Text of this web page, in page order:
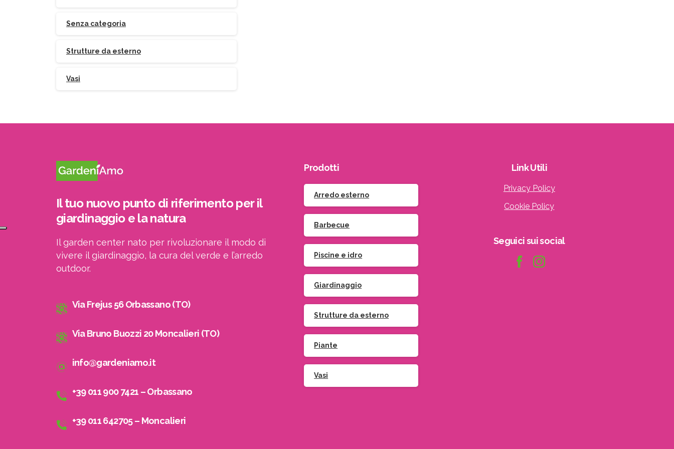
Senza categoria
Strutture da esterno
Vasi
Il tuo nuovo punto di riferimento per il
giardinaggio e la natura
Il garden center nato per rivoluzionare il modo di
vivere il giardinaggio, la cura del verde e l’arredo
outdoor.
Via Frejus 56 Orbassano (TO)
Via Bruno Buozzi 20 Moncalieri (TO)
info@gardeniamo.it
+39 011 900 7421 – Orbassano
+39 011 642705 – Moncalieri
Prodotti
Arredo esterno
Barbecue
Piscine e idro
Giardinaggio
Strutture da esterno
Piante
Vasi
LinkUtili
Privacy Policy
Cookie Policy
Seguicisuisocial